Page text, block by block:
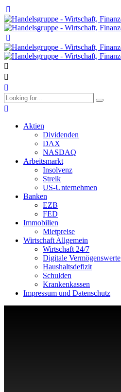
Aktien
Dividenden
DAX
NASDAQ
Arbeitsmarkt
Insolvenz
Streik
US-Unternehmen
Banken
EZB
FED
Immobilien
Mietpreise
Wirtschaft Allgemein
Wirtschaft 24/7
Digitale Vermögenswerte
Haushaltsdefizit
Schulden
Krankenkassen
Impressum und Datenschutz